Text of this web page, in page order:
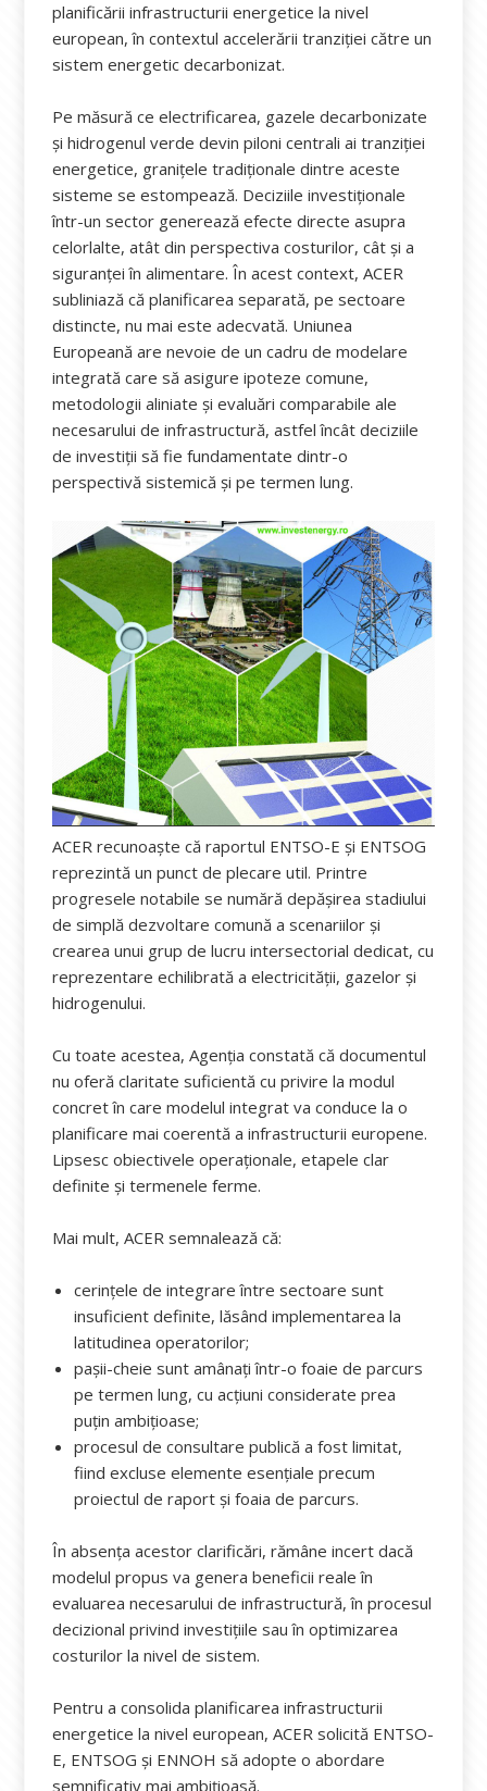
planificării infrastructurii energetice la nivel
european, în contextul accelerării tranziției către un
sistem energetic decarbonizat.
Pe măsură ce electrificarea, gazele decarbonizate
și hidrogenul verde devin piloni centrali ai tranziției
energetice, granițele tradiționale dintre aceste
sisteme se estompează. Deciziile investiționale
într-un sector generează efecte directe asupra
celorlalte, atât din perspectiva costurilor, cât și a
siguranței în alimentare. În acest context, ACER
subliniază că planificarea separată, pe sectoare
distincte, nu mai este adecvată. Uniunea
Europeană are nevoie de un cadru de modelare
integrată care să asigure ipoteze comune,
metodologii aliniate și evaluări comparabile ale
necesarului de infrastructură, astfel încât deciziile
de investiții să fie fundamentate dintr-o
perspectivă sistemică și pe termen lung.
ACER recunoaște că raportul ENTSO-E și ENTSOG
reprezintă un punct de plecare util. Printre
progresele notabile se numără depășirea stadiului
de simplă dezvoltare comună a scenariilor și
crearea unui grup de lucru intersectorial dedicat, cu
reprezentare echilibrată a electricității, gazelor și
hidrogenului.
Cu toate acestea, Agenția constată că documentul
nu oferă claritate suficientă cu privire la modul
concret în care modelul integrat va conduce la o
planificare mai coerentă a infrastructurii europene.
Lipsesc obiectivele operaționale, etapele clar
definite și termenele ferme.
Mai mult, ACER semnalează că:
cerințele de integrare între sectoare sunt
insuficient definite, lăsând implementarea la
latitudinea operatorilor;
pașii-cheie sunt amânați într-o foaie de parcurs
pe termen lung, cu acțiuni considerate prea
puțin ambițioase;
procesul de consultare publică a fost limitat,
fiind excluse elemente esențiale precum
proiectul de raport și foaia de parcurs.
În absența acestor clarificări, rămâne incert dacă
modelul propus va genera beneficii reale în
evaluarea necesarului de infrastructură, în procesul
decizional privind investițiile sau în optimizarea
costurilor la nivel de sistem.
Pentru a consolida planificarea infrastructurii
energetice la nivel european, ACER solicită ENTSO-
E, ENTSOG și ENNOH să adopte o abordare
semnificativ mai ambițioasă.